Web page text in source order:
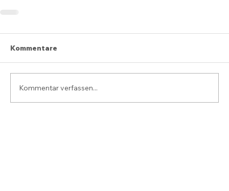
Kommentare
Kommentar verfassen...